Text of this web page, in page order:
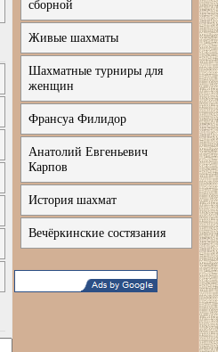
сборной
Живые шахматы
Шахматные турниры для
женщин
Франсуа Филидор
Анатолий Евгеньевич
Карпов
История шахмат
Вечёркинские состязания